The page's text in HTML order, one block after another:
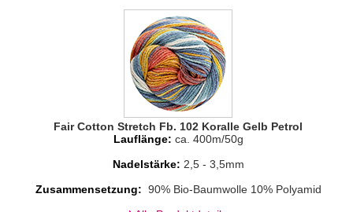
Fair Cotton Stretch Fb. 102 Koralle Gelb Petrol
Lauflänge: ca. 400m/50g
Nadelstärke: 2,5 - 3,5mm
Zusammensetzung: 90% Bio-Baumwolle 10% Polyamid